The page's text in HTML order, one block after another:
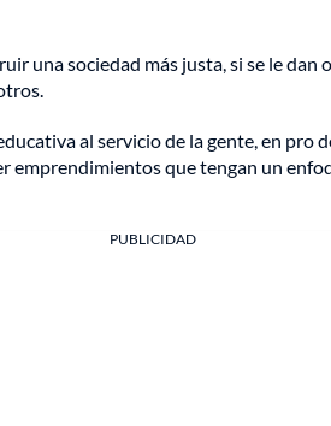
una sociedad más justa, si se le
al servicio de la gente, en pro
emprendimientos que tengan un
PUBLICIDAD